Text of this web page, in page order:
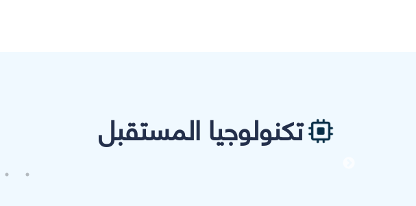
تكنولوجيا المستقبل